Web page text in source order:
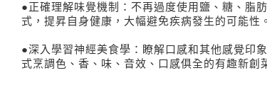
●正確理解味覺機制：不再過度使用鹽、糖、脂
式，提昇自身健康，大幅避免疾病發生的可能性。
●深入學習神經美食學：瞭解口感和其他感覺印
式烹調色、香、味、音效、口感俱全的有趣新創